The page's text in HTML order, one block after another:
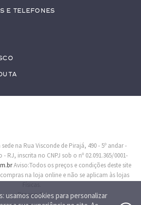
usamos cookies para personalizar
e Telefones
na Rua Visconde de Pirajá, 490 - 5º andar -
RJ, inscrita no CNPJ sob o nº 02.091.365/0001-
Aviso:Todos os preços e condições deste site
na loja online e não se aplicam às lojas
Procon-RJ